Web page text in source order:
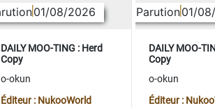
01/08/2026
DAILY MOO-TING : Herd
Copy
o-okun
Éditeur : NukooWorld
Parution01/
DAILY MOO-
Copy
o-okun
Éditeur :